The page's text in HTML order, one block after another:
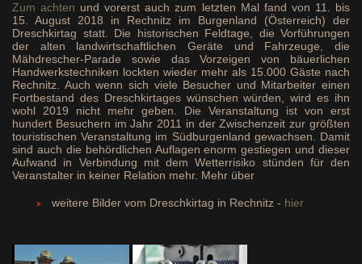
Zum achten und vorerst auch zum letzten Mal fand von 11. bis
15. August 2018 in Rechnitz im Burgenland (Österreich) der
Dreschkirtag statt. Die historischen Feldtage, die Vorführungen
der alten landwirtschaftlichen Geräte und Fahrzeuge, die
Mähdrescher-Parade sowie das Vorzeigen von bäuerlichen
Handwerkstechniken lockten wieder mehr als 15.000 Gäste nach
Rechnitz. Auch wenn sich viele Besucher und Mitarbeiter einen
Fortbestand des Dreschkirtages wünschen würden, wird es ihn
wohl 2019 nicht mehr geben. Die Veranstaltung ist von erst
hundert Besuchern im Jahr 2011 in der Zwischenzeit zur größten
touristischen Veranstaltung im Südburgenland gewachsen. Damit
sind auch die behördlichen Auflagen enorm gestiegen und dieser
Aufwand in Verbindung mit dem Wetterrisiko stünden für den
Veranstalter in keiner Relation mehr. Mehr über
weitere Bilder vom Dreschkirtag in Rechnitz - hier